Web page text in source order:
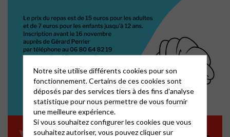
Notre site utilise différents cookies pour son
fonctionnement. Certains de ces cookies sont
déposés par des services tiers à des fins d'analyse
statistique pour nous permettre de vous fournir
une meilleure expérience.
Si vous souhaitez configurer les cookies que vous
souhaitez autoriser, vous pouvez cliquer sur